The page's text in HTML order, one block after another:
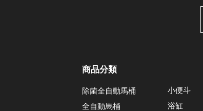
商品分類
除菌全自動馬桶
全自動馬桶
小便斗
浴缸